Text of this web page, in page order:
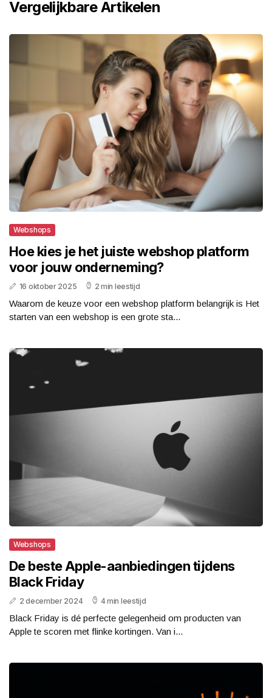
Vergelijkbare Artikelen
Webshops
Hoe kies je het juiste webshop platform
voor jouw onderneming?
16 oktober 2025 2 min leestijd
Waarom de keuze voor een webshop platform belangrijk is Het
starten van een webshop is een grote sta...
Webshops
De beste Apple-aanbiedingen tijdens
Black Friday
2 december 2024 4 min leestijd
Black Friday is dé perfecte gelegenheid om producten van
Apple te scoren met flinke kortingen. Van i...